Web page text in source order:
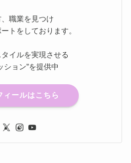
職業を見つけ
トをしております。
イルを実現させる
ション”を提供中
ィールはこちら